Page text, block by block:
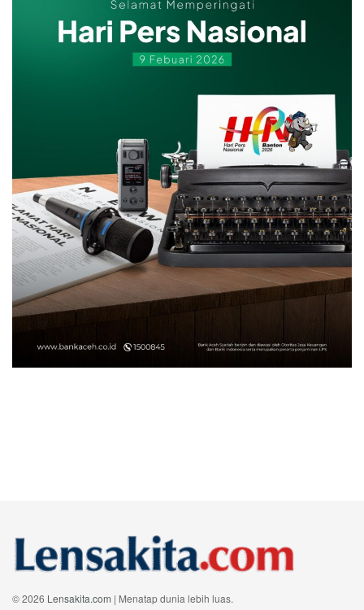
© 2026 Lensakita.com | Menatap dunia lebih luas.